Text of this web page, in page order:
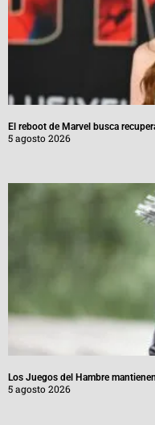
El reboot de Marvel busca
5 agosto 2026
Los Juegos del Hambre
5 agosto 2026